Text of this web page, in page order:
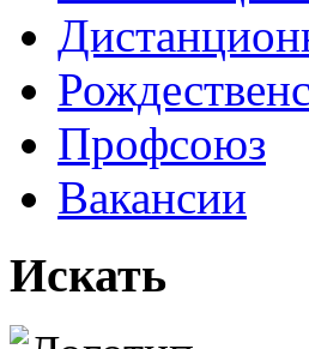
Профсоюз
Вакансии
Искать